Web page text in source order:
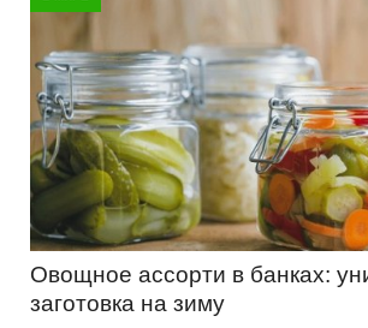
Овощное ассорти в банках:
заготовка на зиму